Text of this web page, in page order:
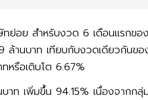
ทย่อย สำหรับงวด 6 เดือนแรกข
านบาท เทียบกับงวดเดียวกันขอ
หรือเติบโต 6.67%
าท เพิ่มขึ้น 94.15% เนื่องจากกลุ่